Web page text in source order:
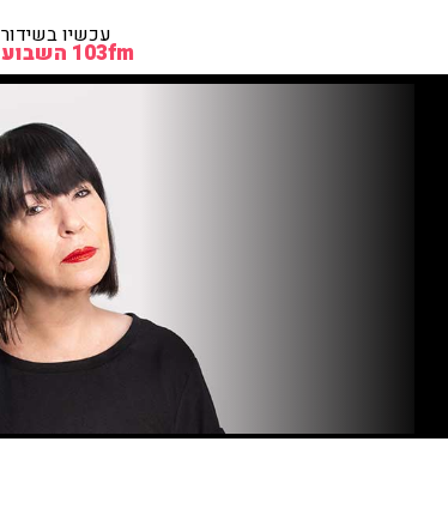
עכשיו בשידור
103fm השבוע